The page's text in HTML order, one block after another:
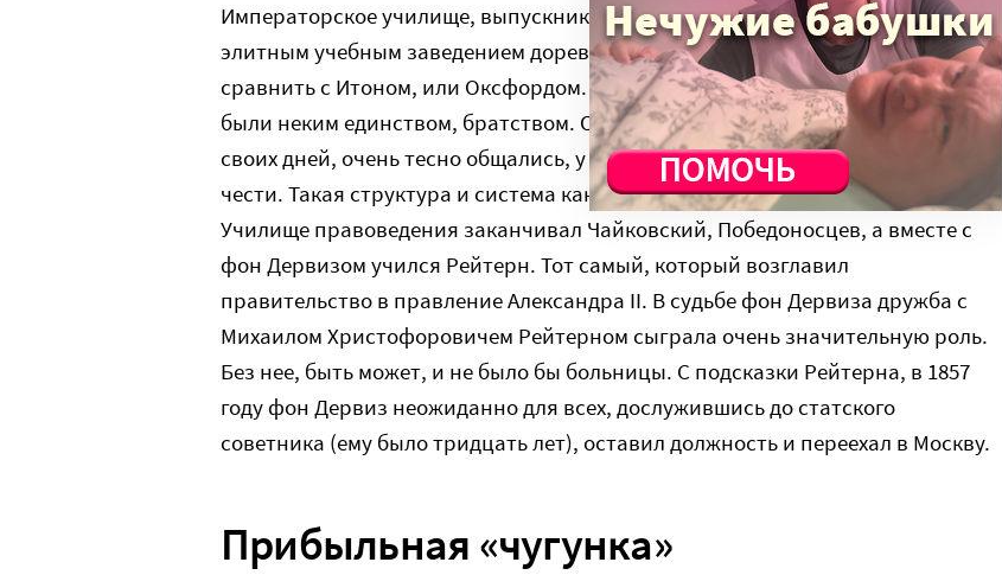
Императорское училище, выпускником которого был фон Дервиз, являлось
элитным учебным заведением дореволюционной России. Его можно было бы
сравнить с Итоном, или Оксфордом. Все студенты и выпускники-правоведы
были неким единством, братством. Они поддерживали друг друга до конца
своих дней, очень тесно общались, у них был свой определенный кодекс
чести. Такая структура и система как раз была развита в Англии и в России.
Училище правоведения заканчивал Чайковский, Победоносцев, а вместе с
фон Дервизом учился Рейтерн. Тот самый, который возглавил
правительство в правление Александра II. В судьбе фон Дервиза дружба с
Михаилом Христофоровичем Рейтерном сыграла очень значительную роль.
Без нее, быть может, и не было бы больницы. С подсказки Рейтерна, в 1857
году фон Дервиз неожиданно для всех, дослужившись до статского
советника (ему было тридцать лет), оставил должность и переехал в Москву.
Прибыльная «чугунка»